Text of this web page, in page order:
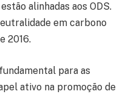
alinhadas aos ODS.
em carbono
2016.
para as
ativo na promoção de